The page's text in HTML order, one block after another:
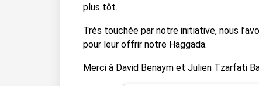
plus tôt.
Très touchée par notre initiative, nous
pour leur offrir notre Haggada.
Merci à David Benaym et Julien Tzarfati